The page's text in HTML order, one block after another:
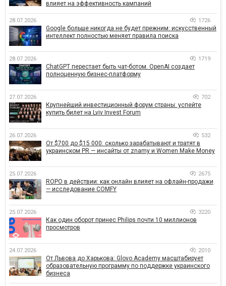
влияет на эффективность кампаний
28.07.2026 1726
Google больше никогда не будет прежним: искусственный
интеллект полностью меняет правила поиска
28.07.2026 1719
ChatGPT перестает быть чат-ботом. OpenAI создает
полноценную бизнес-платформу
27.07.2026 702
Крупнейший инвестиционный форум страны: успейте
купить билет на Lviv Invest Forum
26.07.2026 532
От $700 до $15 000: сколько зарабатывают и тратят в
украинском PR — инсайты от znamy и Women Make Money
25.07.2026 2675
ROPO в действии: как онлайн влияет на офлайн-продажи
— исследование COMFY
25.07.2026 3220
Как один оборот принес Philips почти 10 миллионов
просмотров
24.07.2026 2010
От Львова до Харькова: Glovo Academy масштабирует
образовательную программу по поддержке украинского
бизнеса